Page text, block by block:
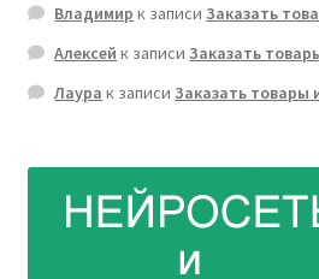
Владимир к записиЗаказать
Алексей к записиЗаказать
Лаура к записиЗаказать товары